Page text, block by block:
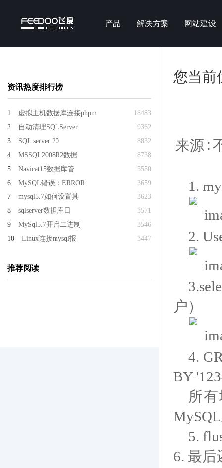
产品 解决方案 网站建设
资讯热度排行榜
18483
1
虚拟主机数据库连接phpm
9362
2
自动清理SQLServer
8832
3
SQL server 20
8738
4
MSSQL2008R2数据
5550
5
Navicat15数据库管
3659
6
MySQL错误：ERROR
3623
7
mysql5.7如何设置其
3571
8
sqlserver数据库日
3546
9
MySql5.7开启二进制
3447
10 Linux连接mysql报
推荐阅读
您当前
来源:
1.
2.
3.
户）
4.
BY
所
5.
6. 最后